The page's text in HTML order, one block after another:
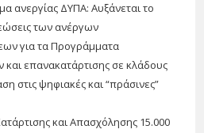
ανεργίας ΔΥΠΑ: Αυξάνεται το
των ανέργων
για τα Προγράμματα
και επανακατάρτισης σε κλάδους
στις ψηφιακές και “πράσινες”
και Απασχόλησης 15.000